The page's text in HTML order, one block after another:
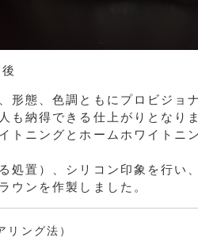
形態、色調ともにプロビジョ
も納得できる仕上がりとなり
トニングとホームホワイトニ
処置）、シリコン印象を行い
ウンを作製しました。
ング法）